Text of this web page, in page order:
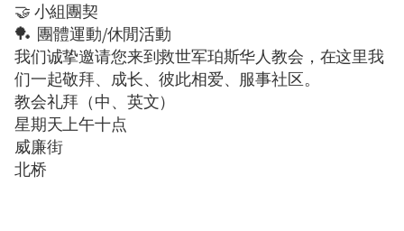
🤝 小組團契
🏓 團體運動/休閒活動
我们诚挚邀请您来到救世军珀斯华人教会，在这里我
们一起敬拜、成长、彼此相爱、服事社区。
教会礼拜（中、英文）
星期天上午十点
威廉街
北桥